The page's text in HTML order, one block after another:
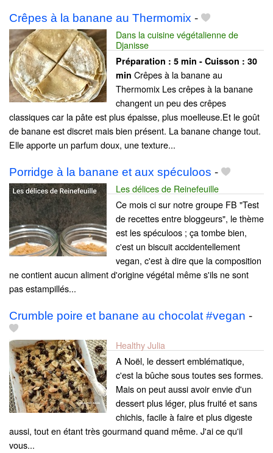
Crêpes à la banane au Thermomix -
Dans la cuisine végétalienne de
Djanisse
Préparation : 5 min - Cuisson : 30
min Crêpes à la banane au
Thermomix Les crêpes à la banane
changent un peu des crêpes
classiques car la pâte est plus épaisse, plus moelleuse.Et le goût
de banane est discret mais bien présent. La banane change tout.
Elle apporte un parfum doux, une texture...
Porridge à la banane et aux spéculoos -
Les délices de Reinefeuille
Ce mois ci sur notre groupe FB "Test
de recettes entre bloggeurs", le thème
est les spéculoos ; ça tombe bien,
c'est un biscuit accidentellement
vegan, c'est à dire que la composition
ne contient aucun aliment d'origine végétal même s'ils ne sont
pas estampillés...
Crumble poire et banane au chocolat #vegan -
Healthy Julia
A Noël, le dessert emblématique,
c'est la bûche sous toutes ses formes.
Mais on peut aussi avoir envie d'un
dessert plus léger, plus fruité et sans
chichis, facile à faire et plus digeste
aussi, tout en étant très gourmand quand même. J'ai ce qu'il
vous...